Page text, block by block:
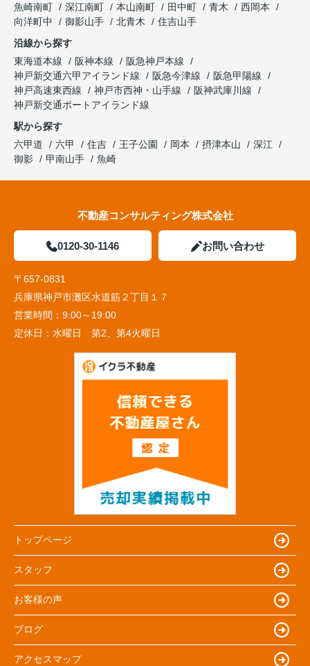
魚崎南町
深江南町 本山南町 田中町 青木
西岡本
向洋町中
御影山手 北青木
住吉山手
沿線から探す
東海道本線
阪神本線
阪急神戸本線
神戸新交通六甲アイランド線
阪急今津線
阪急甲陽線
神戸高速東西線
神戸市西神・山手線
阪神武庫川線
神戸新交通ポートアイランド線
駅から探す
六甲道
六甲 住吉 王子公園 岡本 摂津本山
深江
御影
甲南山手 魚崎
不動産コンサルティング株式会社
0120-30-1146 お問い合わせ
〒657-0831
兵庫県神戸市灘区水道筋２丁目１７
営業時間： 9:00～19:00
定休日： 水曜日 第2、第4火曜日
トップページ
スタッフ
お客様の声
ブログ
アクセスマップ